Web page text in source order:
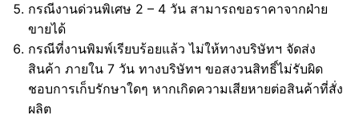
กรณีงานด่วนพิเศษ 2 – 4 วัน สามารถขอราคาจากฝ่าย
ขายได้
กรณีที่งานพิมพ์เรียบร้อยแล้ว ไม่ให้ทางบริษัทฯ จัดส่ง
สินค้า ภายใน 7 วัน ทางบริษัทฯ ขอสงวนสิทธิ์ไม่รับผิด
ชอบการเก็บรักษาใดๆ หากเกิดความเสียหายต่อสินค้าที่สั่ง
ผลิต